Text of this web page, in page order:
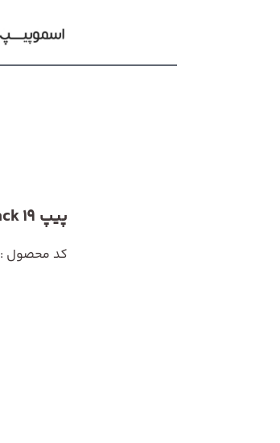
پیپ Rattrays Blk Jack 19
کد محصول : Rattrays Blk Jack 19